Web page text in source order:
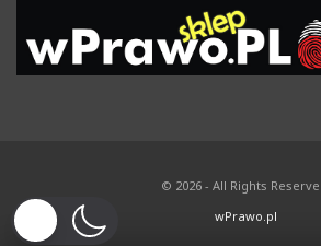
© 2026 - All Rights
wPrawo.pl